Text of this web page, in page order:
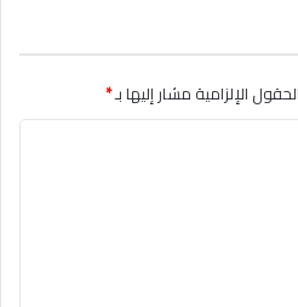
الحقول الإلزامية مشار إليها بـ*